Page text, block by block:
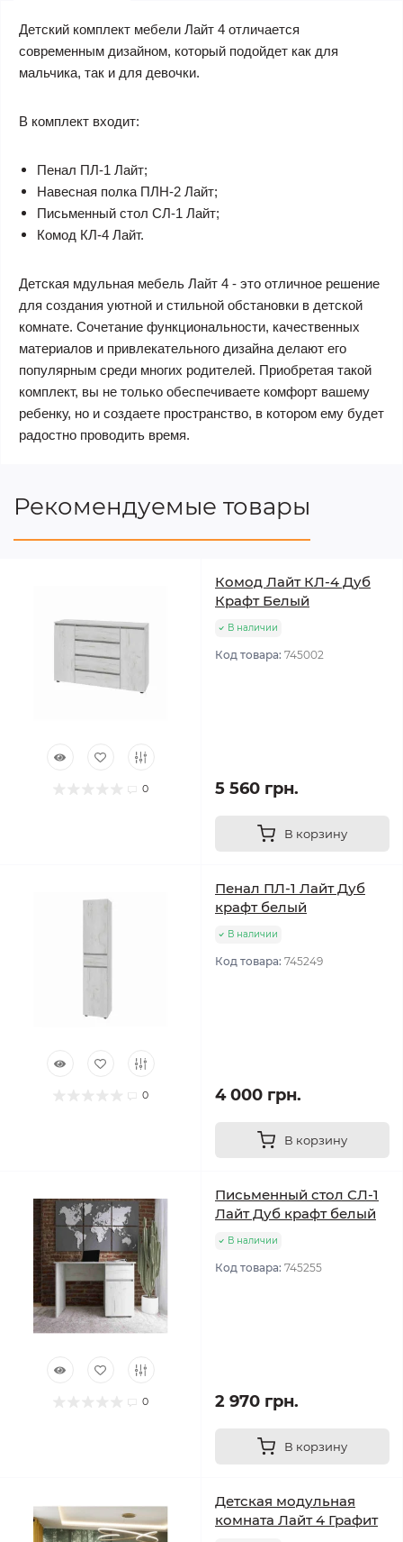
Детский комплект мебели Лайт 4 отличается
современным дизайном, который подойдет как для
мальчика, так и для девочки.
В комплект входит:
Пенал ПЛ-1 Лайт;
Навесная полка ПЛН-2 Лайт;
Письменный стол СЛ-1 Лайт;
Комод КЛ-4 Лайт.
Детская мдульная мебель Лайт 4 - это отличное решение
для создания уютной и стильной обстановки в детской
комнате. Сочетание функциональности, качественных
материалов и привлекательного дизайна делают его
популярным среди многих родителей. Приобретая такой
комплект, вы не только обеспечиваете комфорт вашему
ребенку, но и создаете пространство, в котором ему будет
радостно проводить время.
Рекомендуемые товары
0
Комод Лайт КЛ-4 Дуб
Крафт Белый
В наличии
Код товара: 745002
5 560 грн.
В корзину
0
Пенал ПЛ-1 Лайт Дуб
крафт белый
В наличии
Код товара: 745249
4 000 грн.
В корзину
0
Письменный стол СЛ-1
Лайт Дуб крафт белый
В наличии
Код товара: 745255
2 970 грн.
В корзину
Детская модульная
комната Лайт 4 Графит